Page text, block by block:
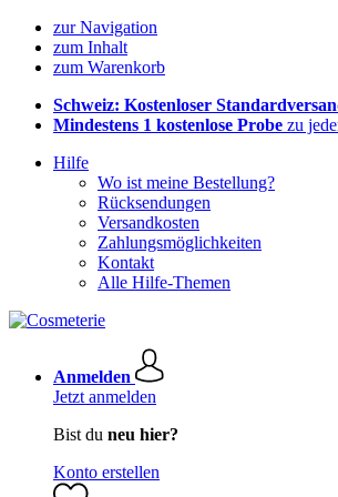
zur Navigation
zum Inhalt
zum Warenkorb
Schweiz: Kostenloser
Mindestens 1 kostenlose Probe zu
Hilfe
Wo ist meine Bestellung?
Rücksendungen
Versandkosten
Zahlungsmöglichkeiten
Kontakt
Alle Hilfe-Themen
Anmelden
Jetzt anmelden
Bist du neu hier?
Konto erstellen